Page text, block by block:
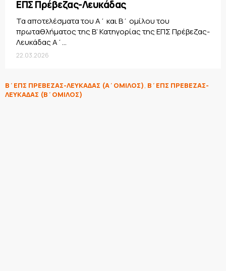
ΕΠΣ Πρέβεζας-Λευκάδας
Τα αποτελέσματα του Α΄ και Β΄ ομίλου του
πρωταθλήματος της Β’ Κατηγορίας της ΕΠΣ Πρέβεζας-
Λευκάδας Α΄...
22.03.2026
Β΄ΕΠΣ ΠΡΕΒΕΖΑΣ-ΛΕΥΚΑΔΑΣ (Α΄ΟΜΙΛΟΣ), Β΄ΕΠΣ ΠΡΕΒΕΖΑΣ-
ΛΕΥΚΑΔΑΣ (Β΄ΟΜΙΛΟΣ)